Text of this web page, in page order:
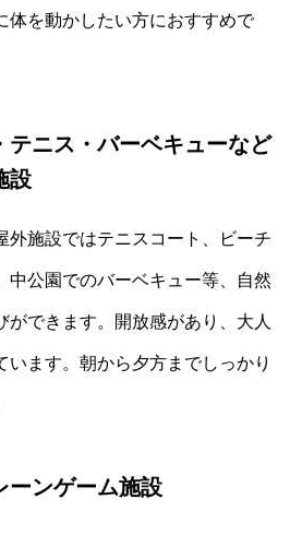
体を動かしたい方におすすめで
テニス・バーベキューなど
設
外施設ではテニスコート、ビーチ
中公園でのバーベキュー等、自然
ができます。開放感があり、大人
います。朝から夕方までしっかり
ーンゲーム施設